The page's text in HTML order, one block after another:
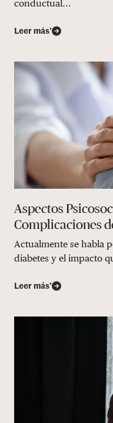
conductual...
Leer más’
Aspectos
Complicaciones
Actualmente se habla
diabetes y el impacto
Leer más’